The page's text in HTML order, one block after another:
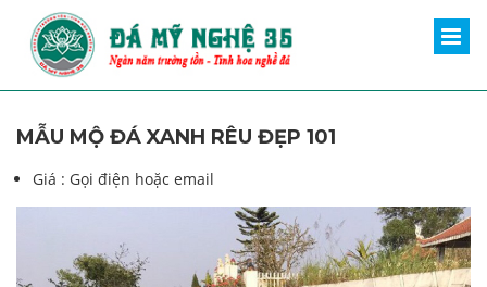
MẪU MỘ ĐÁ XANH RÊU ĐẸP 101
Giá : Gọi điện hoặc email